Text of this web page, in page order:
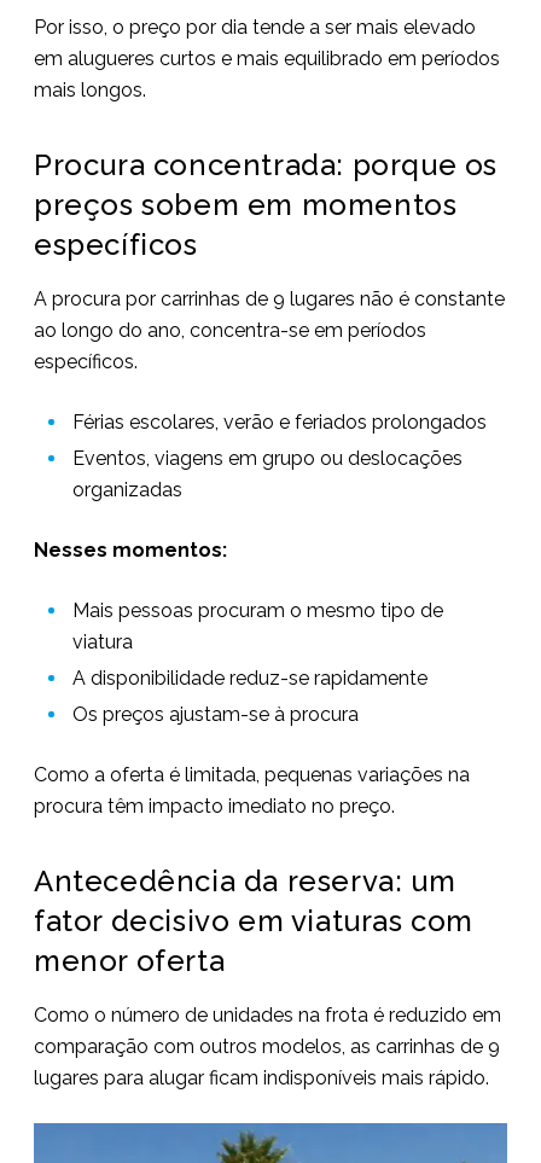
Por isso, o preço por dia tende a ser mais elevado
em alugueres curtos e mais equilibrado em períodos
mais longos.
Procura concentrada: porque os
preços sobem em momentos
específicos
A procura por carrinhas de 9 lugares não é constante
ao longo do ano, concentra-se em períodos
específicos.
Férias escolares, verão e feriados prolongados
Eventos, viagens em grupo ou deslocações
organizadas
Nesses momentos:
Mais pessoas procuram o mesmo tipo de
viatura
A disponibilidade reduz-se rapidamente
Os preços ajustam-se à procura
Como a oferta é limitada, pequenas variações na
procura têm impacto imediato no preço.
Antecedência da reserva: um
fator decisivo em viaturas com
menor oferta
Como o número de unidades na frota é reduzido em
comparação com outros modelos, as carrinhas de 9
lugares para alugar ficam indisponíveis mais rápido.